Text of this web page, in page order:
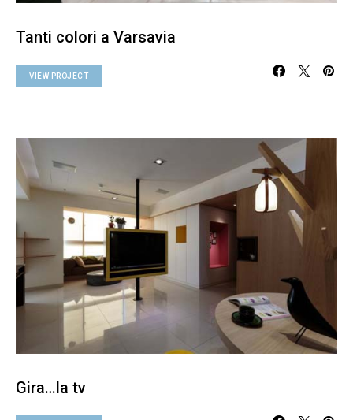
Tanti colori a Varsavia
VIEW PROJECT
Gira…la tv